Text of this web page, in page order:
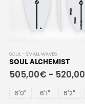
SOUL - SMALL WAVES
SOUL ALCHEMIST
505,00€ - 520,00
6'0" 6'1" 6'2"